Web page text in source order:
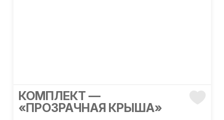
КОМПЛЕКТ —
«ПРОЗРАЧНАЯ КРЫША»